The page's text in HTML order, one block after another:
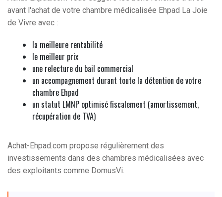
avant l'achat de votre chambre médicalisée Ehpad La Joie
de Vivre avec :
la meilleure rentabilité
le meilleur prix
une relecture du bail commercial
un accompagnement durant toute la détention de votre
chambre Ehpad
un statut LMNP optimisé fiscalement (amortissement,
récupération de TVA)
Achat-Ehpad.com propose régulièrement des
investissements dans des chambres médicalisées avec
des exploitants comme DomusVi.